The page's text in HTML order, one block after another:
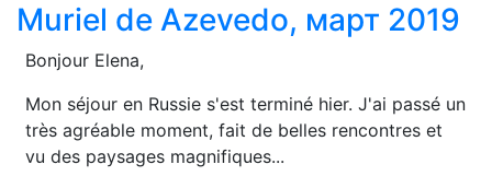
Muriel de Azevedo, март 2019
Bonjour Elena,
Mon séjour en Russie s'est terminé hier. J'ai passé un
très agréable moment, fait de belles rencontres et
vu des paysages magnifiques...